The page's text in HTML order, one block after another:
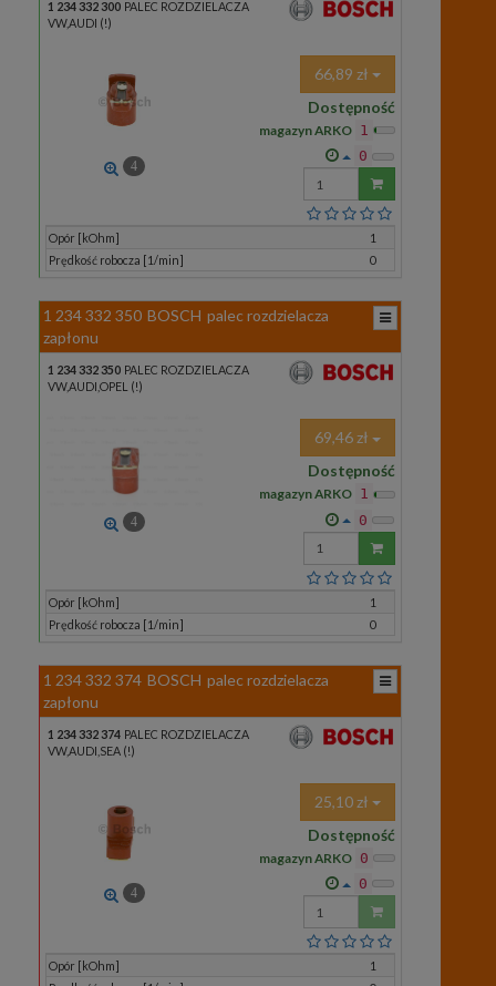
1 234 332 300 PALEC ROZDZIELACZA
VW,AUDI (!)
4
66,89 zł
Dostępność
magazyn ARKO 1
0
Wprowadź
ilość
Opór [kOhm]
1
Prędkość robocza [1/min]
0
1 234 332 350 BOSCH palec rozdzielacza
zapłonu
1 234 332 350 PALEC ROZDZIELACZA
VW,AUDI,OPEL (!)
4
69,46 zł
Dostępność
magazyn ARKO 1
0
Wprowadź
ilość
Opór [kOhm]
1
Prędkość robocza [1/min]
0
1 234 332 374 BOSCH palec rozdzielacza
zapłonu
1 234 332 374 PALEC ROZDZIELACZA
VW,AUDI,SEA (!)
4
25,10 zł
Dostępność
magazyn ARKO 0
0
Wprowadź
ilość
Opór [kOhm]
1